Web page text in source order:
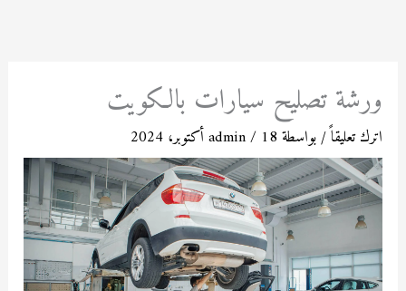
ورشة تصليح سيارات بالكويت
اترك تعليقاً/ بواسطة admin/ 18 أكتوبر، 2024